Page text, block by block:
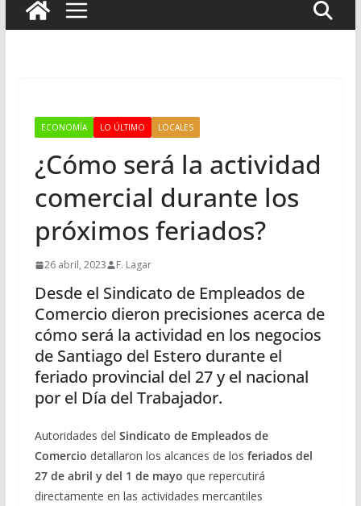
ECONOMÍA LO ÚLTIMO LOCALES
¿Cómo será la actividad
comercial durante los
próximos feriados?
26 abril, 2023 F. Lagar
Desde el Sindicato de Empleados de
Comercio dieron precisiones acerca de
cómo será la actividad en los negocios
de Santiago del Estero durante el
feriado provincial del 27 y el nacional
por el Día del Trabajador.
Autoridades del Sindicato de Empleados de
Comercio detallaron los alcances de los feriados del
27 de abril y del 1 de mayo que repercutirá
directamente en las actividades mercantiles